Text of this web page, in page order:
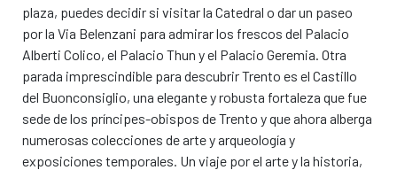
Características
¡Reserva este coche!
Características
¡Reserva este coche!
plaza, puedes decidir si visitar la Catedral o dar un paseo
por la Via Belenzani para admirar los frescos del Palacio
Alberti Colico, el Palacio Thun y el Palacio Geremia. Otra
parada imprescindible para descubrir Trento es el Castillo
del Buonconsiglio, una elegante y robusta fortaleza que fue
sede de los príncipes-obispos de Trento y que ahora alberga
numerosas colecciones de arte y arqueología y
exposiciones temporales. Un viaje por el arte y la historia,